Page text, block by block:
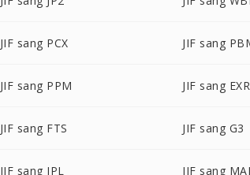
JIF sang PCX JIF sang
JIF sang PPM JIF sang EXR
JIF sang FTS JIF sang G3
JIF sang IPL JIF sang